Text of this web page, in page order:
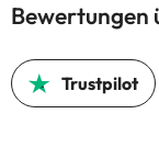
Bewertungen
Trustpilot